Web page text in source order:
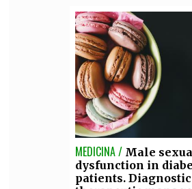
MEDICINA / Male
dysfunction in
patients.